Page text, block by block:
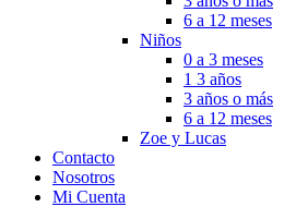
6 a 12 meses
Niños
0 a 3 meses
1 3 años
3 años o más
6 a 12 meses
Zoe y Lucas
Contacto
Nosotros
Mi Cuenta